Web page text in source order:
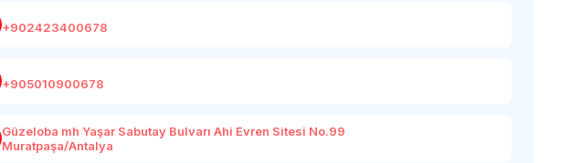
+902423400678
+905010900678
Güzeloba mh Yaşar Sabutay Bulvarı Ahi Evren Sitesi No.99
Muratpaşa/Antalya